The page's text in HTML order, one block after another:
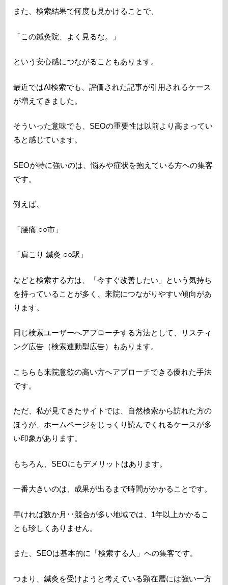
また、検索結果で何度も見かけることで、
「この鍼灸院、よく見るな。」
という安心感につながることもあります。
最近ではAI検索でも、評価された記事が引用されるケース
が増えてきました。
そういった意味でも、SEOの重要性は以前より高まってい
ると感じています。
SEOが特に強いのは、悩みや症状を抱えている方への集客
です。
例えば、
「腰痛 ○○市」
「肩こり 鍼灸 ○○駅」
などと検索する方は、「今すぐ改善したい」という気持ち
を持っていることが多く、来院につながりやすい傾向があ
ります。
同じ検索ユーザーへアプローチする方法として、リスティ
ング広告（検索連動型広告）もあります。
こちらも来院意欲の高い方へアプローチできる優れた手法
です。
ただ、私が見てきたサイトでは、自然検索から訪れた方の
ほうが、ホームページをじっくり読んでくれるケースが多
い印象があります。
もちろん、SEOにもデメリットはあります。
一番大きいのは、成果が出るまで時間がかかることです。
早ければ数か月･･競合が多い地域では、1年以上かかるこ
とも珍しくありません。
また、SEOは基本的に「検索する人」への集客です。
つまり、鍼灸を受けようと考えている顕在層には強い一方